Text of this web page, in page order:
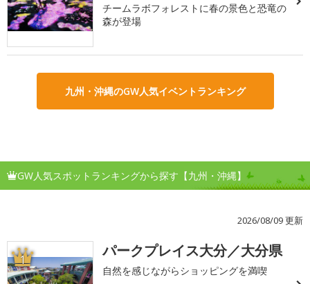
チームラボフォレストに春の景色と恐竜の
森が登場
九州・沖縄のGW人気イベントランキング
GW人気スポットランキングから探す【九州・沖縄】
2026/08/09 更新
1 パークプレイス大分／大分県
自然を感じながらショッピングを満喫